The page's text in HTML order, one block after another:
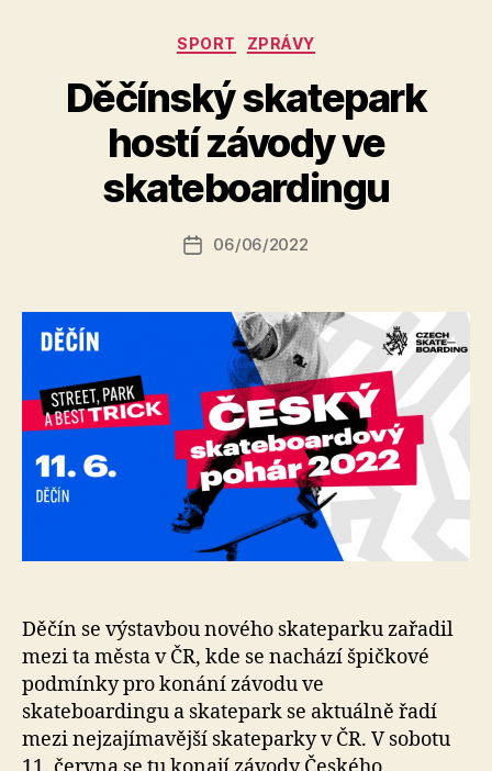
Rubriky
SPORT ZPRÁVY
Děčínský skatepark
hostí závody ve
skateboardingu
Autor
příspěvku
u
o
a
s
o
Datum
06/06/2022
Děčín se výstavbou nového skateparku zařadil
mezi ta města v ČR, kde se nachází špičkové
podmínky pro konání závodu ve
skateboardingu a skatepark se aktuálně řadí
mezi nejzajímavější skateparky v ČR. V sobotu